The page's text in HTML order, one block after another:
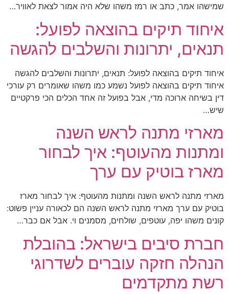
שמישהו אמר, כתב או רמז משהו שלא היה אמור לצאת לאוויר…
איחוד תיקים בהוצאה לפועל:
תנאים, יתרונות והשלבים להגשה
איחוד תיקים בהוצאה לפועל: תנאים, יתרונות והשלבים להגשה
איחוד תיקים בהוצאה לפועל נשמע כמו משהו שאומרים רק עורכי
דין בשיחה ארוכה מדי, אבל בפועל זה אחד הכלים הכי פרקטיים
שיש…
מארזי מתנה לראש השנה
ומתנות מהעוטף: איך לבחור
מארז בוטיק עם ערך
מארזי מתנה לראש השנה ומתנות מהעוטף: איך לבחור מארז
בוטיק עם ערך מארזי מתנה לראש השנה הם לכאורה עניין פשוט:
קונים משהו יפה, עוטפים, שולחים, מסמנים וי. אבל אם כבר…
חברת סיבים בישראל: בהובלת
הנהלה חזקה עוברים לשדרוגי
רשת מתקדמים